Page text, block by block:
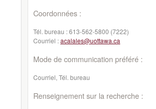
Coordonnées :
Tél. bureau :613-562-5800 (7222)
Courriel :acalales@uottawa.ca
Mode de communication préféré :
Courriel, Tél. bureau
Renseignement sur la recherche :